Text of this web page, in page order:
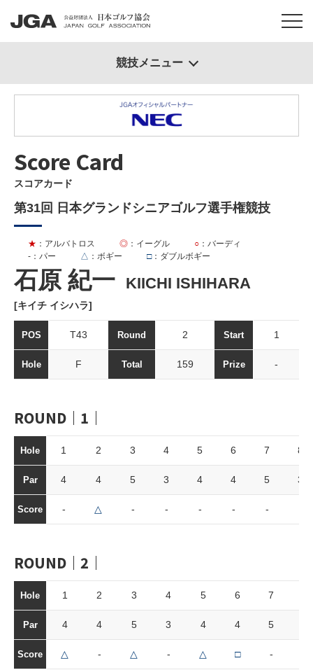
Score Card
スコアカード
第31回 日本グランドシニアゴルフ選手権競技
石原 紀一 KIICHI ISHIHARA
[キイチ イシハラ]
★ ：アルバトロス ◎ ：イーグル ○ ：バーディ
- ：パー △ ：ボギー □：ダブルボギー
POS T43 Round 2 Start 1
Hole F Total 159 Prize -
ROUND｜1｜
Hole 1 2 3 4 5 6 7 8
Par 4 4 5 3 4 4 5 3
Score - △ - - - - -
ROUND｜2｜
Hole 1 2 3 4 5 6 7
Par 4 4 5 3 4 4 5
Score △ - △ - △ □ -
競技メニュー